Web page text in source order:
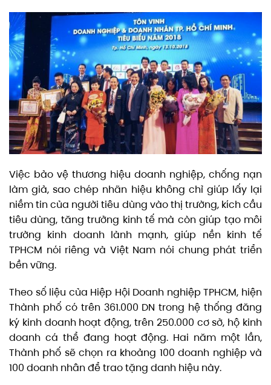
Việc bảo vệ thương hiệu doanh nghiệp, chống nạn
làm giả, sao chép nhãn hiệu không chỉ giúp lấy lại
niềm tin của người tiêu dùng vào thị trường, kích cầu
tiêu dùng, tăng trưởng kinh tế mà còn giúp tạo môi
trường kinh doanh lành mạnh, giúp nền kinh tế
TPHCM nói riêng và Việt Nam nói chung phát triển
bền vững.
Theo số liệu của Hiệp Hội Doanh nghiệp TPHCM, hiện
Thành phố có trên 361.000 DN trong hệ thống đăng
ký kinh doanh hoạt động, trên 250.000 cơ sở, hộ kinh
doanh cá thể đang hoạt động. Hai năm một lần,
Thành phố sẽ chọn ra khoảng 100 doanh nghiệp và
100 doanh nhân để trao tặng danh hiệu này.